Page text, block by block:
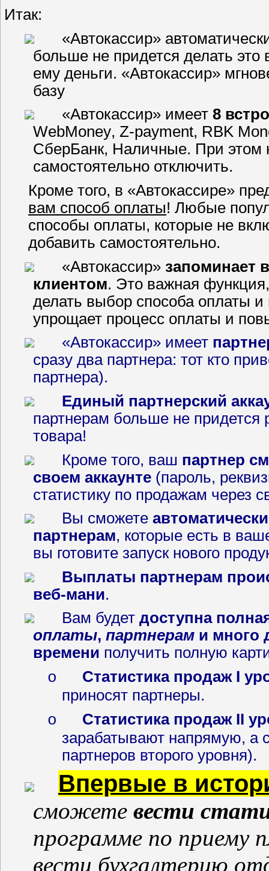
Итак:
«Автокассир»
больше не придется делать
ему деньги. «Автокассир»
базу
«Автокассир» имеет 8
WebMoney, Z-payment, RBK
СберБанк, Наличные. При этом
самостоятельно отключить.
Кроме того, в «Автокассире»
вам способ оплаты! Любые
способы оплаты, которые не
добавить самостоятельно.
«Автокассир» запоминает
клиентом. Это важная функция,
делать выбор способа оплаты
упрощает процесс оплаты и
«Автокассир» имеет
сразу два партнера: тот кто
партнера).
Единый партнерский
партнерам больше не придется
товара!
Кроме того, ваш партнер
своем аккаунте (пароль,
статистику по продажам через
Вы сможете
партнерам, которые есть в
вы готовите запуск нового
Выплаты партнерам
веб-мани.
Вам будет доступна
оплаты, партнерам и много
времени получить полную
o Статистика продаж I
приносят партнеры.
o Статистика продаж II
зарабатывают напрямую, а
партнеров второго уровня).
Впервые в
сможете вести
программе по приему
вести бухгалтерию